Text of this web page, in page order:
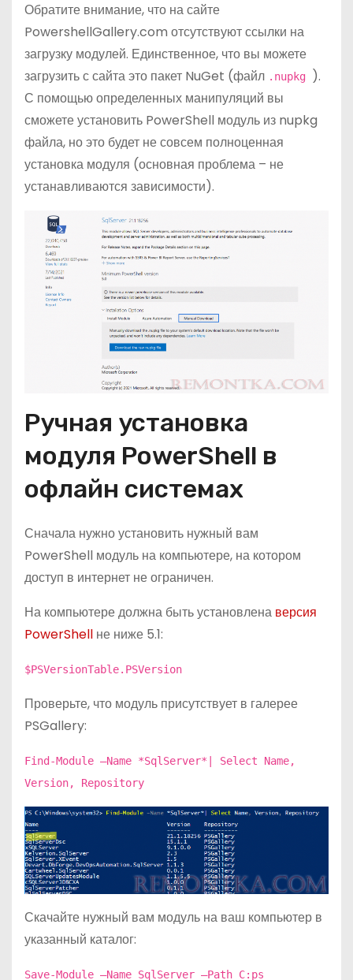
Обратите внимание, что на сайте
PowershellGallery.com отсутствуют ссылки на
загрузку модулей. Единственное, что вы можете
загрузить с сайта это пакет NuGet (файл .nupkg
).
С помощью определенных манипуляций вы
сможете установить PowerShell модуль из nupkg
файла, но это будет не совсем полноценная
установка модуля (основная проблема – не
устанавливаются зависимости).
Ручная установка
модуля PowerShell в
офлайн системах
Сначала нужно установить нужный вам
PowerShell модуль на компьютере, на котором
доступ в интернет не ограничен.
На компьютере должна быть установлена версия
PowerShell не ниже 5.1:
$PSVersionTable.PSVersion
Проверьте, что модуль присутствует в галерее
PSGallery:
Find-Module –Name *SqlServer*| Select Name,
Version, Repository
Скачайте нужный вам модуль на ваш компьютер в
указанный каталог:
Save-Module –Name SqlServer –Path C:ps